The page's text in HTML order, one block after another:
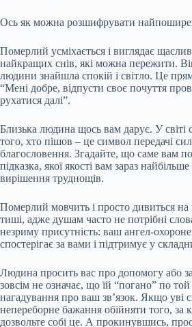
Ось як можна розшифрувати
Померлий усміхається і виглядає
найкращих снів, які можна пережити.
людини знайшла спокій і світло. Це
“Мені добре, відпусти своє почуття
рухатися далі”.
Близька людина щось вам дарує. У світі
того, хто пішов – це символ передачі
благословення. Згадайте, що саме вам
підказка, якої якості вам зараз
вирішення труднощів.
Померлий мовчить і просто дивиться на
тиші, адже душам часто не потрібні
незриму присутність: ваш ангел-
спостерігає за вами і підтримує у
Людина просить вас про допомогу або
зовсім не означає, що їй “погано” по
нагадування про ваш зв’язок. Якщо уві
непереборне бажання обійняти того, за
дозвольте собі це. А прокинувшись,